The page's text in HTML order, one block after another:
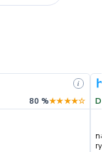
i
80 %★★★★☆